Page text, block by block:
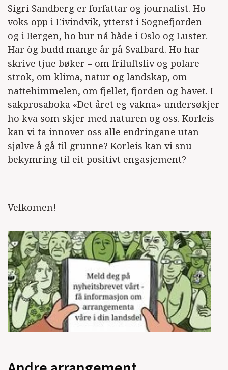
Sigri Sandberg er forfattar og journalist. Ho
voks opp i Eivindvik, ytterst i Sognefjorden –
og i Bergen, ho bur nå både i Oslo og Luster.
Har òg budd mange år på Svalbard. Ho har
skrive tjue bøker – om friluftsliv og polare
strok, om klima, natur og landskap, om
nattehimmelen, om fjellet, fjorden og havet. I
sakprosaboka «Det året eg vakna» undersøkjer
ho kva som skjer med naturen og oss. Korleis
kan vi ta innover oss alle endringane utan
sjølve å gå til grunne? Korleis kan vi snu
bekymring til eit positivt engasjement?
Velkomen!